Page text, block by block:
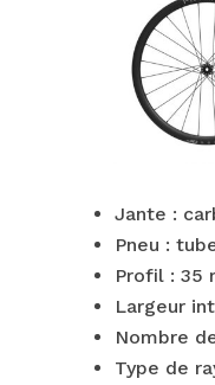
Jante :
Pneu :
Profil : 35
Largeur
Nombre
Type de